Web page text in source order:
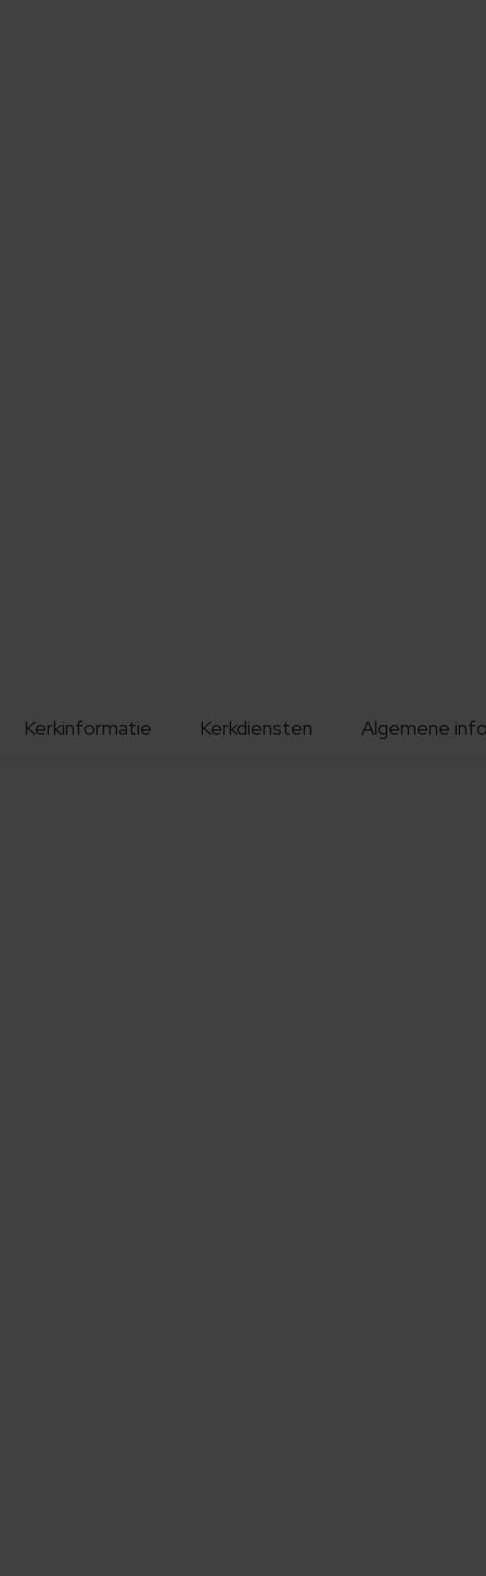
Kerkinformatie Kerkdiensten Algemene